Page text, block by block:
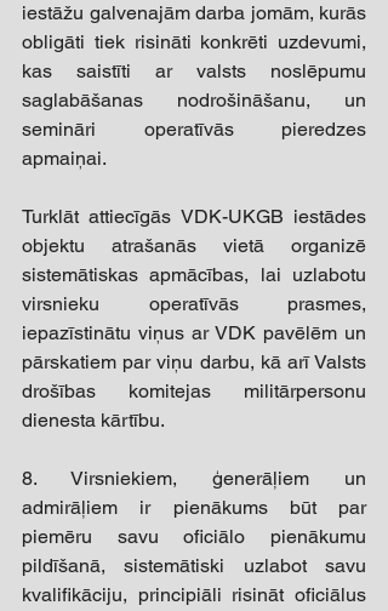
iestāžu galvenajām darba jomām, kurās
obligāti tiek risināti konkrēti uzdevumi,
kas saistīti ar valsts noslēpumu
saglabāšanas nodrošināšanu, un
semināri operatīvās pieredzes
apmaiņai.
Turklāt attiecīgās VDK-UKGB iestādes
objektu atrašanās vietā organizē
sistemātiskas apmācības, lai uzlabotu
virsnieku operatīvās prasmes,
iepazīstinātu viņus ar VDK pavēlēm un
pārskatiem par viņu darbu, kā arī Valsts
drošības komitejas militārpersonu
dienesta kārtību.
8. Virsniekiem, ģenerāļiem un
admirāļiem ir pienākums būt par
piemēru savu oficiālo pienākumu
pildīšanā, sistemātiski uzlabot savu
kvalifikāciju, principiāli risināt oficiālus